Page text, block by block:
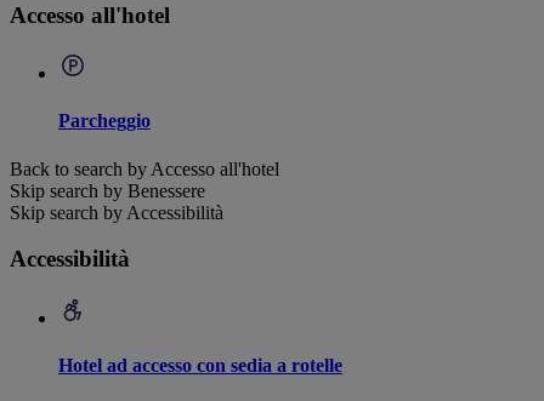
Accesso all'hotel
Parcheggio
Back to search by Accesso all'hotel
Skip search by Benessere
Skip search by Accessibilità
Accessibilità
Hotel ad accesso con sedia a rotelle